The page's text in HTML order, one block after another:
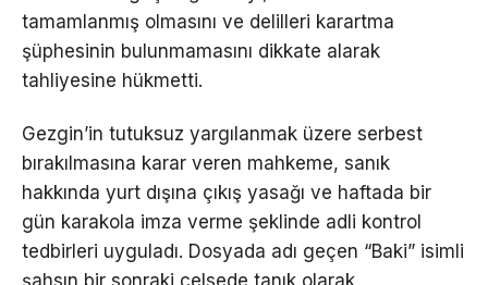
tamamlanmış olmasını ve delilleri karartma
şüphesinin bulunmamasını dikkate alarak
tahliyesine hükmetti.
Gezgin’in tutuksuz yargılanmak üzere serbest
bırakılmasına karar veren mahkeme, sanık
hakkında yurt dışına çıkış yasağı ve haftada bir
gün karakola imza verme şeklinde adli kontrol
tedbirleri uyguladı. Dosyada adı geçen “Baki” isimli
şahsın bir sonraki celsede tanık olarak